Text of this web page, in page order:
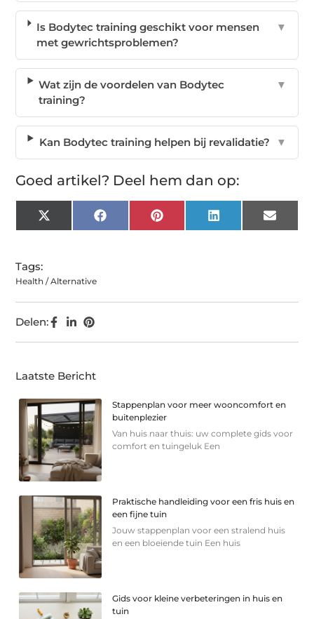
Is Bodytec training geschikt voor mensen
met gewrichtsproblemen?
▼
Wat zijn de voordelen van Bodytec
training?
▼
Kan Bodytec training helpen bij revalidatie? ▼
Goed artikel? Deel hem dan op:
X
(Twitter)
Facebook Pinterest LinkedIn Email
Tags:
Health / Alternative
Delen:
Laatste Bericht
Stappenplan voor meer wooncomfort en
buitenplezier
Van huis naar thuis: uw complete gids voor
comfort en tuingeluk Een
Praktische handleiding voor een fris huis en
een fijne tuin
Jouw stappenplan voor een stralend huis
en een bloeiende tuin Een huis
Gids voor kleine verbeteringen in huis en
tuin